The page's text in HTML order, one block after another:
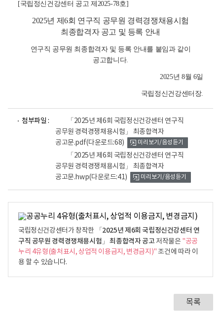
[국립정신건강센터 공고 제2025-78호]
2025년 제6회 연구직 공무원 경력경쟁채용시험
최종합격자 공고 및 등록 안내
연구직 공무원 최종합격자 및 등록 안내를 붙임과 같이
공고합니다.
2025년 8월 6일
국립정신건강센터장.
첨부파일 :
「2025년 제6회 국립정신건강센터 연구직
공무원 경력경쟁채용시험」 최종합격자
공고문.pdf(다운로드:68) 미리보기/음성듣기
「2025년 제6회 국립정신건강센터 연구직
공무원 경력경쟁채용시험」 최종합격자
공고문.hwp(다운로드:41) 미리보기/음성듣기
국립정신건강센터가 창작한
「2025년 제6회 국립정신건강센터 연
구직 공무원 경력경쟁채용시험」 최종합격자 공고저작물은 "공공
누리 4유형(출처표시, 상업적 이용금지, 변경금지)"조건에 따라 이
용 할 수 있습니다.
목록